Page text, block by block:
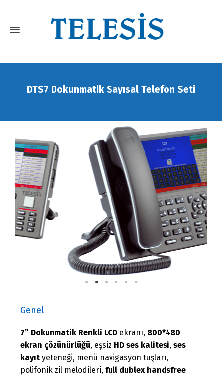
DTS7 Dokunmatik Sayısal Telefon Seti
Genel
7” Dokunmatik Renkli LCD ekranı, 800*480
ekran çözünürlüğü, eşsiz HD ses kalitesi, ses
kayıt yeteneği, menü navigasyon tuşları,
polifonik zil melodileri, full dublex handsfree